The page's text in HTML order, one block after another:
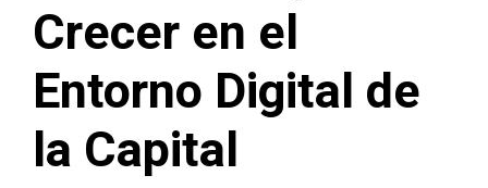
Crecer en el
Entorno Digital de
la Capital